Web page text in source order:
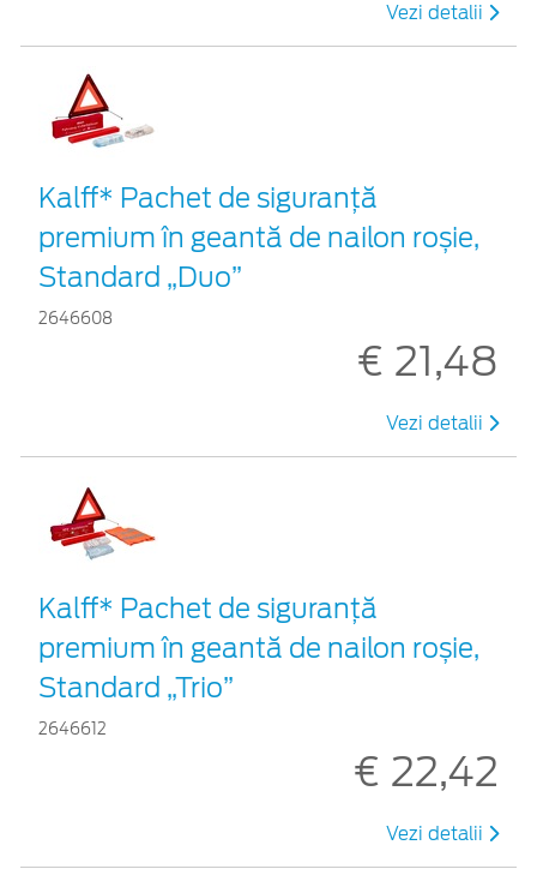
Vezi detalii
Kalff* Pachet de siguranţă
premium în geantă de nailon roșie,
Standard „Duo”
2646608
€ 21,48
Vezi detalii
Kalff* Pachet de siguranţă
premium în geantă de nailon roșie,
Standard „Trio”
2646612
€ 22,42
Vezi detalii